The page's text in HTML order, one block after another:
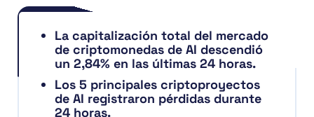
La capitalización total del mercado
de criptomonedas de AI descendió
un 2,84% en las últimas 24 horas.
Los 5 principales criptoproyectos
de AI registraron pérdidas durante
24 horas.